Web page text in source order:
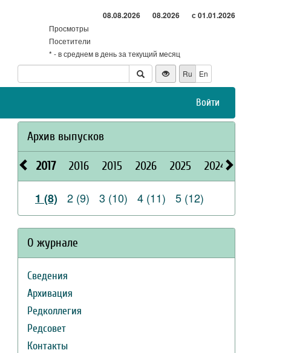
08.08.2026 08.2026 с 01.01.2026
Просмотры
Посетители
* - в среднем в день за текущий месяц
Ru
En
Войти
Архив выпусков
2017 2016 2015 2026 2025 2024
1 (8) 2 (9) 3 (10) 4 (11) 5 (12)
О журнале
Сведения
Архивация
Редколлегия
Редсовет
Контакты